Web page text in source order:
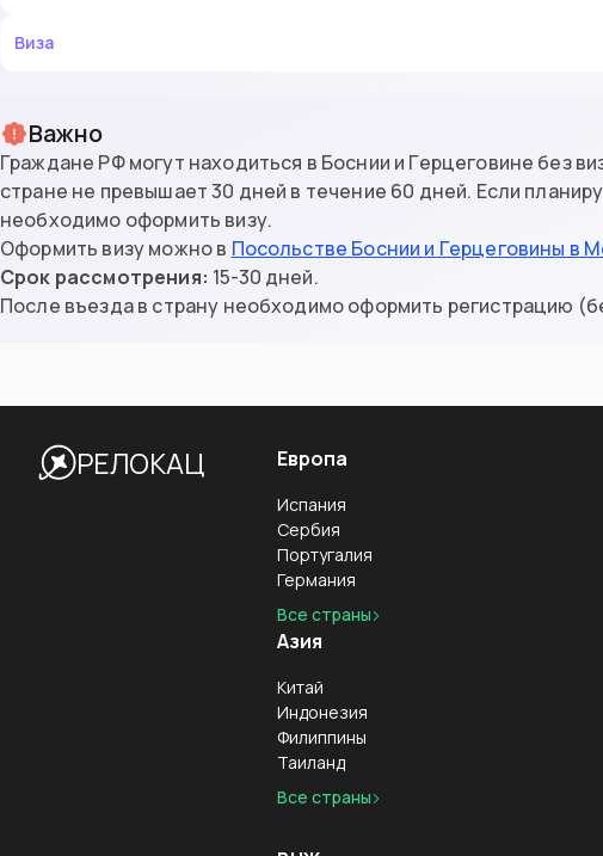
Виза
Важно
Граждане РФ могут находиться в Боснии и Герцеговине без
стране не превышает 30 дней в течение 60 дней. Если
необходимо оформить визу.
Оформить визу можно в Посольстве Боснии и Герцеговины в
Срок рассмотрения: 15-30 дней.
После въезда в страну необходимо оформить регистрацию
РЕЛОКАЦ Европа
Испания
Сербия
Португалия
Германия
Все страны
Азия
Китай
Индонезия
Филиппины
Таиланд
Все страны